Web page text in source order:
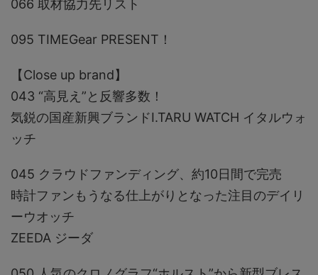
066 取材協力先リスト
095 TIMEGear PRESENT！
【Close up brand】
043 “高見え”と反響多数！
気鋭の国産新興ブランドI.TARU WATCH イタルウォ
ッチ
045 クラウドファンディング、約10日間で完売
時計ファンもうなる仕上がりとなった注目のデイリ
ーウオッチ
ZEEDA ジーダ